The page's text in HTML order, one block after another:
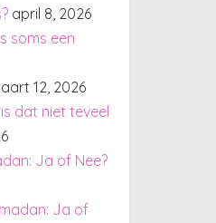
april 8, 2026
soms een
12, 2026
dat niet teveel
Ja of Nee?
Ja of